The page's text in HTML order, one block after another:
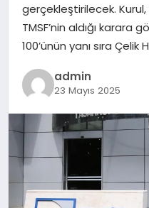
gerçekleştirilecek. Kurul,
TMSF’nin aldığı karara
100’ünün yanı sıra Çelik
admin
23 Mayıs 2025